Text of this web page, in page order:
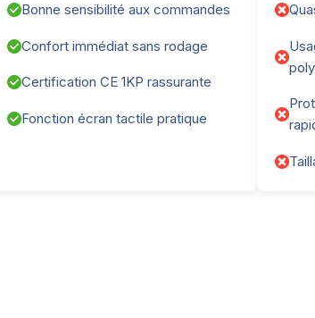
Bonne sensibilité aux commandes
Confort immédiat sans rodage
Certification CE 1KP rassurante
Fonction écran tactile pratique